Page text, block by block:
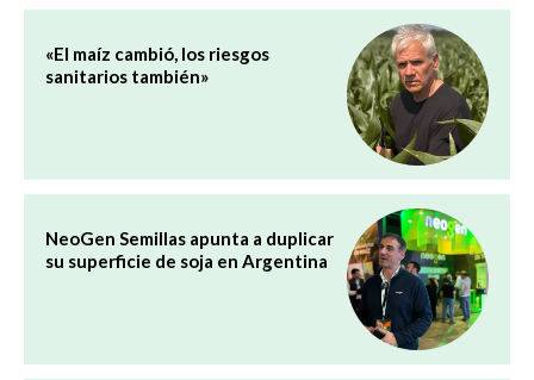
«El maíz cambió, los riesgos
sanitarios también»
NeoGen Semillas apunta a duplicar
su superficie de soja en Argentina